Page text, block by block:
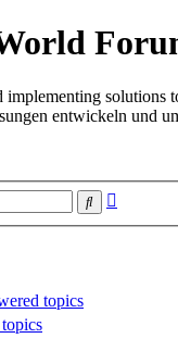
solutions
entwickeln und
Search
topics